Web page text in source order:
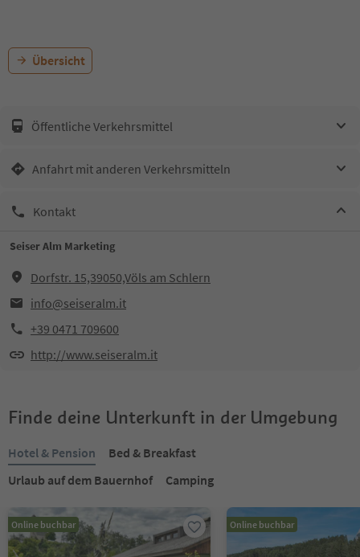
Übersicht
Öffentliche Verkehrsmittel
Anfahrt mit anderen Verkehrsmitteln
Kontakt
Seiser Alm Marketing
Dorfstr. 15,39050,Völs am Schlern
info@seiseralm.it
+39 0471 709600
http://www.seiseralm.it
Finde deine Unterkunft in der Umgebung
Hotel & Pension
Bed & Breakfast
Urlaub auf dem Bauernhof
Camping
Online buchbar Online buchbar